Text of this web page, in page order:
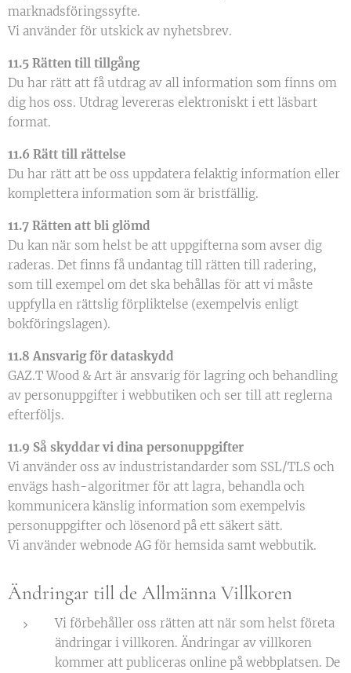
marknadsföringssyfte.
Vi använder för utskick av nyhetsbrev.
11.5 Rätten till tillgång
Du har rätt att få utdrag av all information som finns om
dig hos oss. Utdrag levereras elektroniskt i ett läsbart
format.
11.6 Rätt till rättelse
Du har rätt att be oss uppdatera felaktig information eller
komplettera information som är bristfällig.
11.7 Rätten att bli glömd
Du kan när som helst be att uppgifterna som avser dig
raderas. Det finns få undantag till rätten till radering,
som till exempel om det ska behållas för att vi måste
uppfylla en rättslig förpliktelse (exempelvis enligt
bokföringslagen).
11.8 Ansvarig för dataskydd
GAZ.T Wood & Art är ansvarig för lagring och behandling
av personuppgifter i webbutiken och ser till att reglerna
efterföljs.
11.9 Så skyddar vi dina personuppgifter
Vi använder oss av industristandarder som SSL/TLS och
envägs hash-algoritmer för att lagra, behandla och
kommunicera känslig information som exempelvis
personuppgifter och lösenord på ett säkert sätt.
Vi använder webnode AG för hemsida samt webbutik.
Ändringar till de Allmänna Villkoren
Vi förbehåller oss rätten att när som helst företa
ändringar i villkoren. Ändringar av villkoren
kommer att publiceras online på webbplatsen. De